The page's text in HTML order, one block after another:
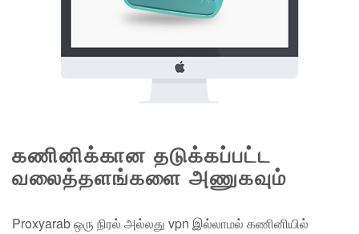
கணினிக்கான தடுக்கப்பட்ட
வலைத்தளங்களை அணுகவும்
Proxyarab ஒரு நிரல் அல்லது vpn இல்லாமல் கணினியில்